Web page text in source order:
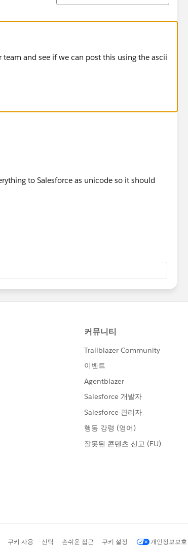
and see if we can post this using the ascii
to Salesforce as unicode so it should